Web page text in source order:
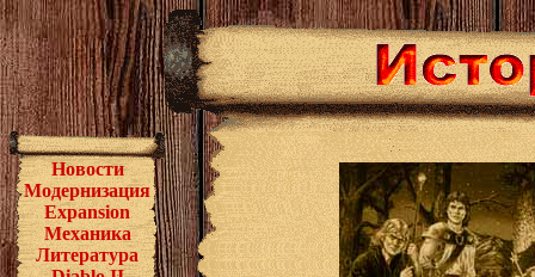
Новости
Модернизация
Expansion
Механика
Литература